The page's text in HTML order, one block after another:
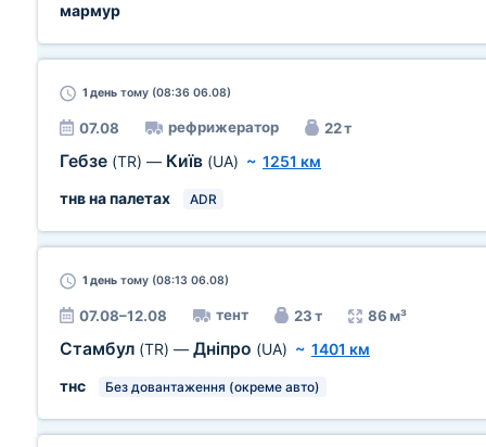
мармур
1 день тому (08:36 06.08)
07.08 рефрижератор 22 т
Гебзе (TR) — Київ (UA) ~ 1251 км
тнв на палетах
ADR
1 день тому (08:13 06.08)
07.08–12.08 тент 23 т 86 м³
Стамбул (TR) — Дніпро (UA) ~ 1401 км
тнс
Без довантаження (окреме авто)